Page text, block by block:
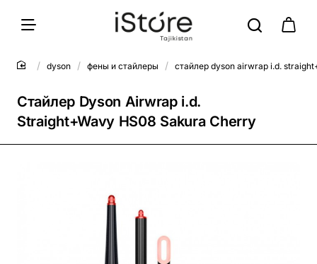
Стайлер Dyson Airwrap i.d.
Straight+Wavy HS08 Sakura Cherry
dyson фены и стайлеры стайлер dyson airwrap i.d.